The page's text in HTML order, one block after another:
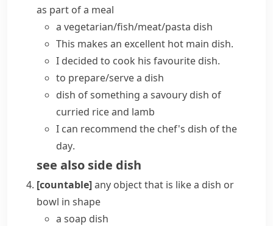
as part of a meal
a vegetarian/fish/meat/pasta dish
This makes an excellent hot main dish.
I decided to cook his favourite dish.
to prepare/serve a dish
dish of something a savoury dish of
curried rice and lamb
I can recommend the chef's dish of the
day.
see also side dish
[countable]any object that is like a dish or
bowl in shape
a soap dish